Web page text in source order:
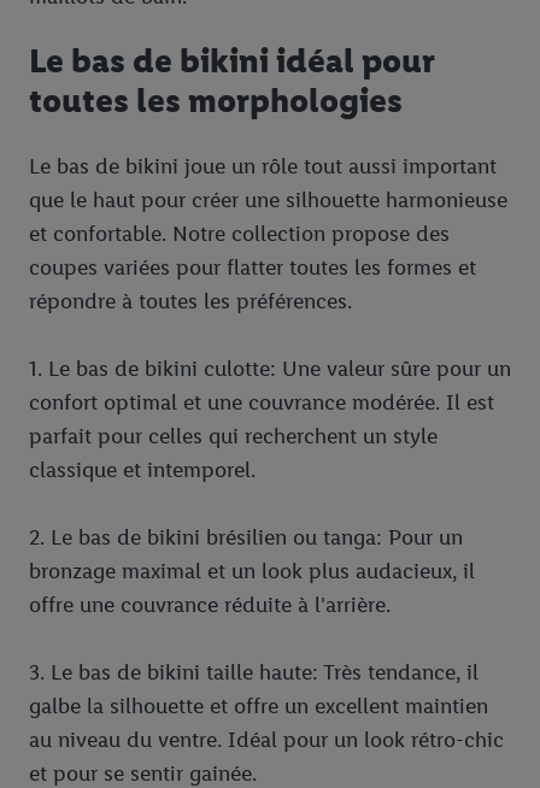
Le bas de bikini idéal pour
toutes les morphologies
Le bas de bikini joue un rôle tout aussi important
que le haut pour créer une silhouette harmonieuse
et confortable. Notre collection propose des
coupes variées pour flatter toutes les formes et
répondre à toutes les préférences.
1. Le bas de bikini culotte: Une valeur sûre pour un
confort optimal et une couvrance modérée. Il est
parfait pour celles qui recherchent un style
classique et intemporel.
2. Le bas de bikini brésilien ou tanga: Pour un
bronzage maximal et un look plus audacieux, il
offre une couvrance réduite à l'arrière.
3. Le bas de bikini taille haute: Très tendance, il
galbe la silhouette et offre un excellent maintien
au niveau du ventre. Idéal pour un look rétro-chic
et pour se sentir gainée.